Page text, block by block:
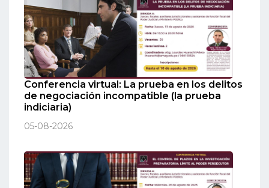
Conferencia virtual: La prueba en los delitos
de negociación incompatible (la prueba
indiciaria)
05-08-2026